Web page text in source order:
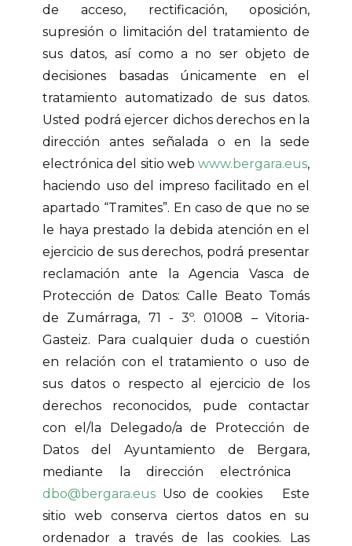
de acceso, rectificación, oposición,
supresión o limitación del tratamiento de
sus datos, así como a no ser objeto de
decisiones basadas únicamente en el
tratamiento automatizado de sus datos.
Usted podrá ejercer dichos derechos en la
dirección antes señalada o en la sede
electrónica del sitio web www.bergara.eus,
haciendo uso del impreso facilitado en el
apartado “Tramites”. En caso de que no se
le haya prestado la debida atención en el
ejercicio de sus derechos, podrá presentar
reclamación ante la Agencia Vasca de
Protección de Datos: Calle Beato Tomás
de Zumárraga, 71 - 3º. 01008 – Vitoria-
Gasteiz. Para cualquier duda o cuestión
en relación con el tratamiento o uso de
sus datos o respecto al ejercicio de los
derechos reconocidos, pude contactar
con el/la Delegado/a de Protección de
Datos del Ayuntamiento de Bergara,
mediante la dirección electrónica
dbo@bergara.eus Uso de cookies Este
sitio web conserva ciertos datos en su
ordenador a través de las cookies. Las